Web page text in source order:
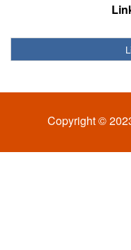
Copyright ©